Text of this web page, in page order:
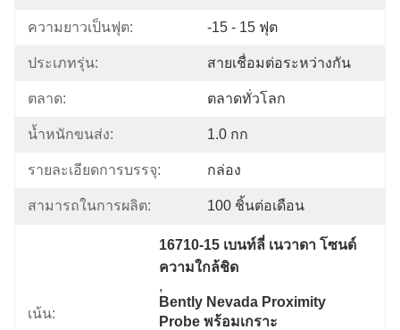
ความยาวเป็นฟุต: -15 - 15 ฟุต
ประเภทรุ่น: สายเชื่อมต่อระหว่างกัน
ตลาด: ตลาดทั่วโลก
น้ำหนักขนส่ง: 1.0 กก
รายละเอียดการบรรจุ: กล่อง
สามารถในการผลิต: 100 ชิ้นต่อเดือน
เน้น:
16710-15 เบนท์ลี่ เนวาดา โซนด์
ความใกล้ชิด
,
Bently Nevada Proximity
Probe พร้อมเกราะ